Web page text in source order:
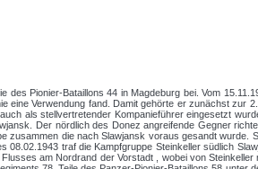
Pionier-Bataillons 44 in Magdeburg bei. Vom
Verwendung fand. Damit gehörte er zunächst zur
als stellvertretender Kompanieführer eingesetzt
Der nördlich des Donez angreifende Gegner
die nach Slawjansk voraus gesandt
traf die Kampfgruppe Steinkeller südlich
am Nordrand der Vorstadt , wobei von